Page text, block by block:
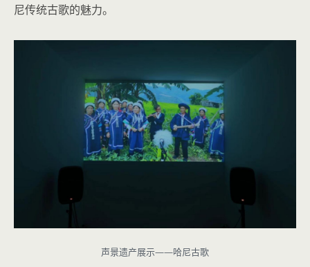
尼传统古歌的魅力。
声景遗产展示——哈尼古歌